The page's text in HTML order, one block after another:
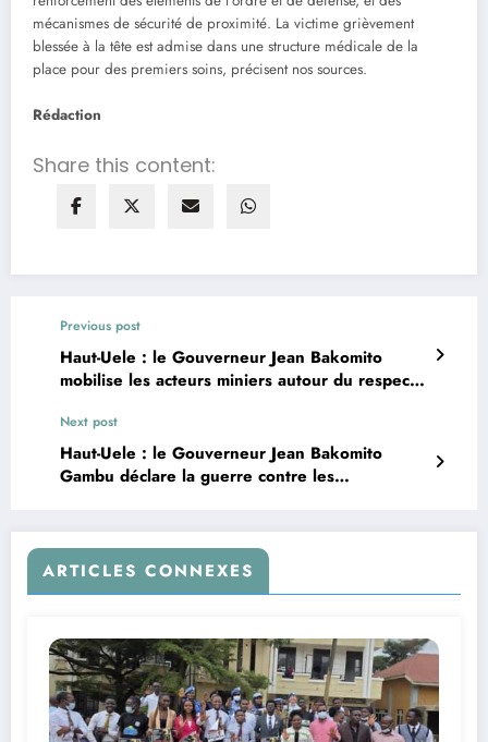
mécanismes de sécurité de proximité. La victime grièvement
blessée à la tête est admise dans une structure médicale de la
place pour des premiers soins, précisent nos sources.
Rédaction
Share this content:
Previous post
Haut-Uele : le Gouverneur Jean Bakomito
mobilise les acteurs miniers autour du respect
province
Next post
Haut-Uele : le Gouverneur Jean Bakomito
Gambu déclare la guerre contre les
ARTICLES CONNEXES